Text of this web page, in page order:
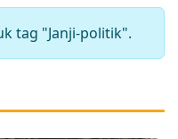
tag "Janji-politik".